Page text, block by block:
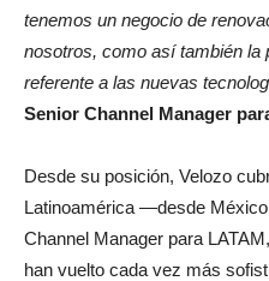
tenemos un negocio de
nosotros, como así también la
referente a las nuevas
Senior Channel Manager
Desde su posición, Velozo
Latinoamérica —desde
Channel Manager para
han vuelto cada vez más